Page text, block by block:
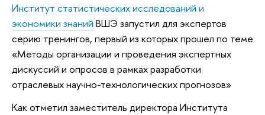
Институт статистических исследований и
экономики знаний ВШЭ запустил для экспертов
серию тренингов, первый из которых прошел по теме
«Методы организации и проведения экспертных
дискуссий и опросов в рамках разработки
отраслевых научно-технологических прогнозов»
Как отметил заместитель директора Института